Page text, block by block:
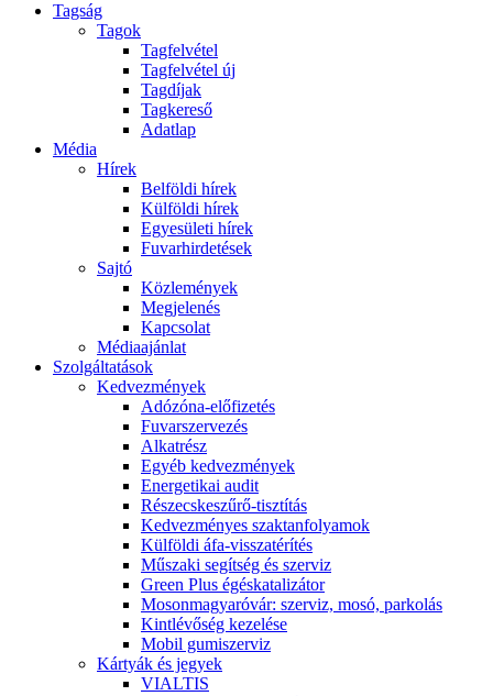
Tagság
Tagok
Tagfelvétel
Tagfelvétel új
Tagdíjak
Tagkereső
Adatlap
Média
Hírek
Belföldi hírek
Külföldi hírek
Egyesületi hírek
Fuvarhirdetések
Sajtó
Közlemények
Megjelenés
Kapcsolat
Médiaajánlat
Szolgáltatások
Kedvezmények
Adózóna-előfizetés
Fuvarszervezés
Alkatrész
Egyéb kedvezmények
Energetikai audit
Részecskeszűrő-tisztítás
Kedvezményes szaktanfolyamok
Külföldi áfa-visszatérítés
Műszaki segítség és szerviz
Green Plus égéskatalizátor
Mosonmagyaróvár: szerviz, mosó, parkolás
Kintlévőség kezelése
Mobil gumiszerviz
Kártyák és jegyek
VIALTIS